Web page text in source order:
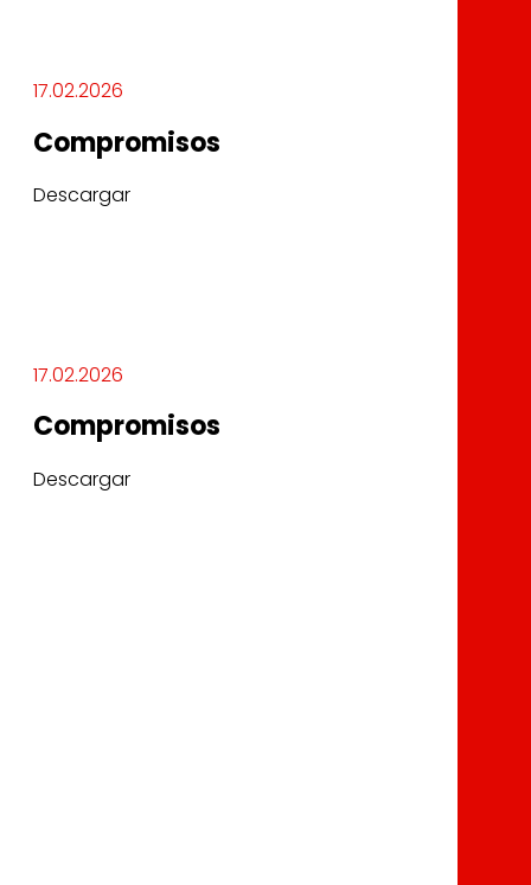
17.02.2026
Compromisos
Descargar
17.02.2026
Compromisos
Descargar